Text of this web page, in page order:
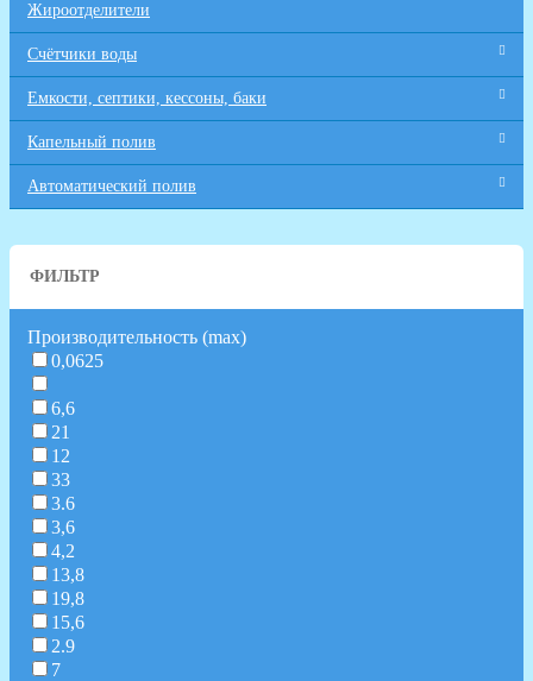
Жироотделители
Счётчики воды
Емкости, септики, кессоны, баки
Капельный полив
Автоматический полив
ФИЛЬТР
Производительность (max)
0,0625
6,6
21
12
33
3.6
3,6
4,2
13,8
19,8
15,6
2.9
7